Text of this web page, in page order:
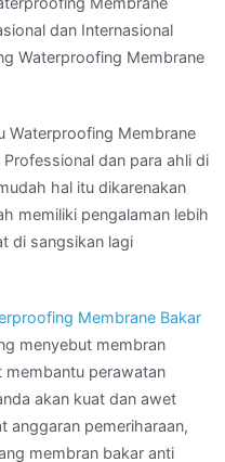
dan Internasional
Waterproofing Membrane
Waterproofing Membrane
dan para ahli di
hal itu dikarenakan
memiliki pengalaman lebih
di sangsikan lagi
Membrane Bakar
menyebut membran
perawatan
akan kuat dan awet
anggaran pemeriharaan,
membran bakar anti